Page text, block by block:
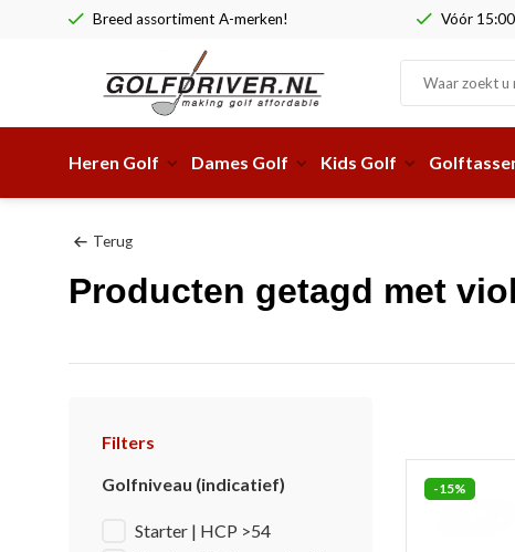
Breed assortiment A-merken! Vóór
Heren Golf Dames Golf Kids Golf
Terug
Producten getagd met
Filters
Golfniveau (indicatief)
Starter | HCP >54
-15%